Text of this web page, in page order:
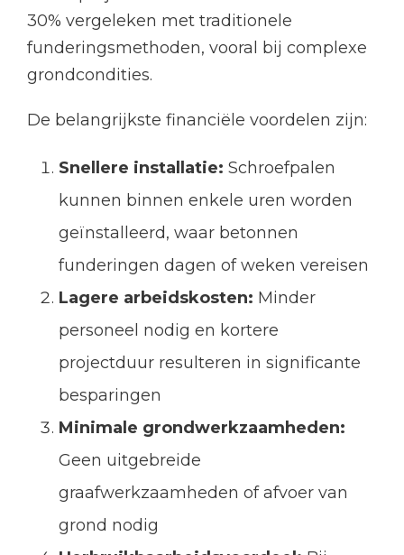
30% vergeleken met traditionele
funderingsmethoden, vooral bij complexe
grondcondities.
De belangrijkste financiële voordelen zijn:
Snellere installatie: Schroefpalen
kunnen binnen enkele uren worden
geïnstalleerd, waar betonnen
funderingen dagen of weken vereisen
Lagere arbeidskosten: Minder
personeel nodig en kortere
projectduur resulteren in significante
besparingen
Minimale grondwerkzaamheden:
Geen uitgebreide
graafwerkzaamheden of afvoer van
grond nodig